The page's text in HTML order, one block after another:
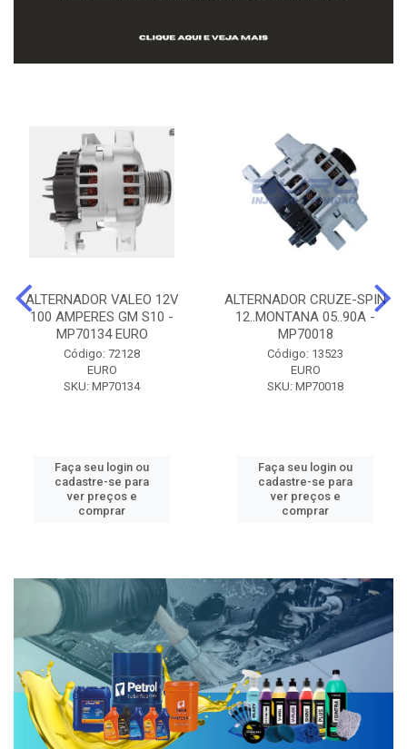
ALTERNADOR VALEO 12V
100 AMPERES GM S10 -
MP70134 EURO
Código: 72128
EURO
SKU: MP70134
Faça seu login ou
cadastre-se para
ver preços e
comprar
ALTERNADOR CRUZE-SPIN
12..MONTANA 05..90A -
MP70018
Código: 13523
EURO
SKU: MP70018
Faça seu login ou
cadastre-se para
ver preços e
comprar